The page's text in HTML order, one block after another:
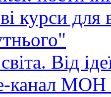
курси
Від
канал МОН